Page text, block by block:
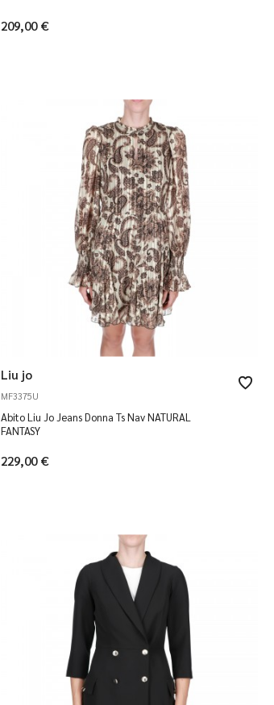
209,00 €
Liu jo
MF3375U
Abito Liu Jo Jeans Donna Ts Nav NATURAL
FANTASY
229,00 €